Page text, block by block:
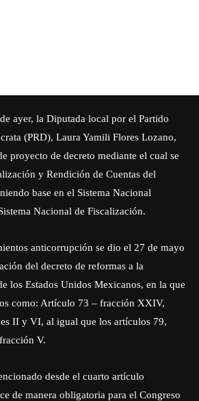
ayer, la Diputada local por el Partido
(PRD), Laura Yamili Flores Lozano,
proyecto de decreto mediante el cual se
y Rendición de Cuentas del
base en el Sistema Nacional
Nacional de Fiscalización.
anticorrupción se dio el 27 de mayo
del decreto de reformas a la
los Estados Unidos Mexicanos, en la que
como: Artículo 73 – fracción XXIV,
II y VI, al igual que los artículos 79,
V.
desde el cuarto artículo
de manera obligatoria para el Congreso